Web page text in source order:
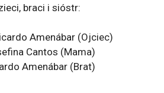
braci i sióstr:
Amenábar (Ojciec)
Cantos (Mama)
Amenábar (Brat)